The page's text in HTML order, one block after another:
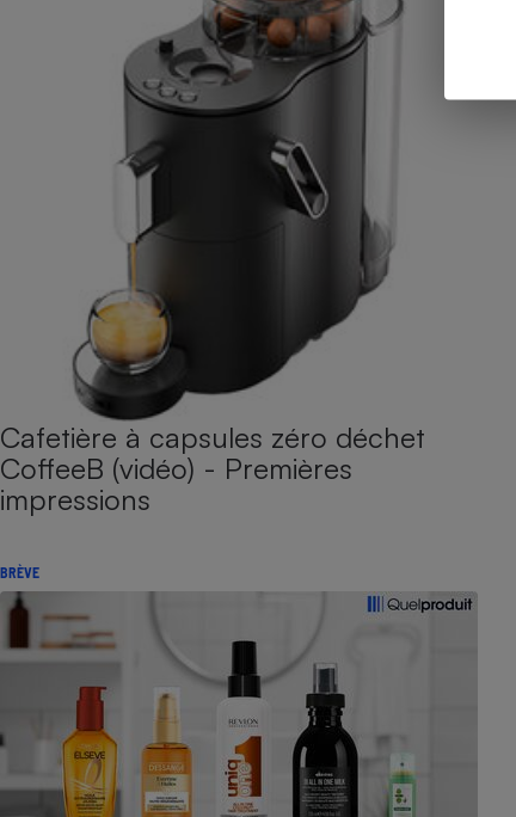
Cafetière à capsules zéro déchet
CoffeeB (vidéo) - Premières
impressions
BRÈVE